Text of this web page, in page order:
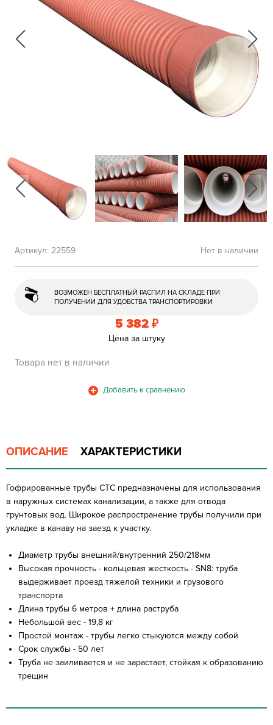
Нет в наличии
Артикул: 22559
ВОЗМОЖЕН БЕСПЛАТНЫЙ РАСПИЛ НА СКЛАДЕ ПРИ
ПОЛУЧЕНИИ ДЛЯ УДОБСТВА ТРАНСПОРТИРОВКИ
5 382 ₽
Цена за штуку
Товара нет в наличии
ОПИСАНИЕ ХАРАКТЕРИСТИКИ
Гофрированные трубы СТС предназначены для использования
в наружных системах канализации, а также для отвода
грунтовых вод. Широкое распространение трубы получили при
укладке в канаву на заезд к участку.
Диаметр трубы внешний/внутренний 250/218мм
Высокая прочность - кольцевая жесткость - SN8: труба
выдерживает проезд тяжелой техники и грузового
транспорта
Длина трубы 6 метров + длина раструба
Небольшой вес - 19,8 кг
Простой монтаж - трубы легко стыкуются между собой
Срок службы - 50 лет
Труба не заиливается и не зарастает, стойкая к образованию
трещин